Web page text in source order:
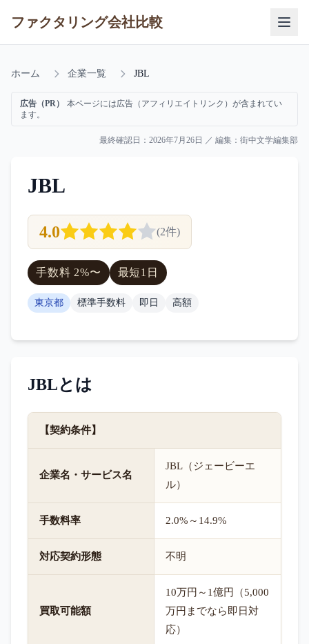
ファクタリング会社比較
ホーム 企業一覧 JBL
広告（PR）
本ページには広告（アフィリエイトリンク）が含まれてい
ます。
最終確認日： 2026年7月26日 ／ 編集： 街中文学編集部
JBL
4.0 (2件)
手数料 2%〜 最短1日
東京都 標準手数料 即日 高額
JBLとは
【契約条件】
企業名・サービス名
JBL（ジェービーエ
ル）
手数料率 2.0%～14.9%
対応契約形態 不明
買取可能額
10万円～1億円（5,000
万円までなら即日対
応）